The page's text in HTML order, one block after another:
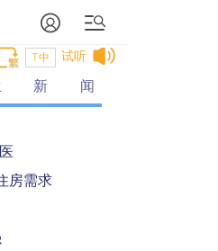
试听
T中
新闻
房需求